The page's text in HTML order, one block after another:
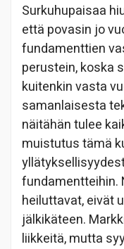
Surkuhupaisaa
että povasin jo
fundamenttien
perustein, koska
kuitenkin vasta
samanlaisesta
näitähän tulee
muistutus tämä
fundamentteihin.
heiluttavat, eivät
jälkikäteen.
liikkeitä, mutta